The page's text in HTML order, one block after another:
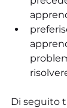
Di seguito